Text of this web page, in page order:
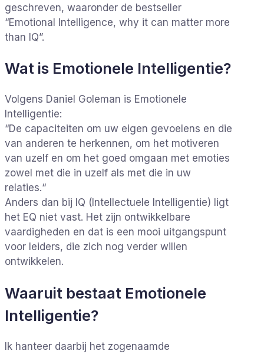
geschreven, waaronder de bestseller
“Emotional Intelligence, why it can matter more
than IQ”.
Wat is Emotionele Intelligentie?
Volgens Daniel Goleman is Emotionele
Intelligentie:
“De capaciteiten om uw eigen gevoelens en die
van anderen te herkennen, om het motiveren
van uzelf en om het goed omgaan met emoties
zowel met die in uzelf als met die in uw
relaties.“
Anders dan bij IQ (Intellectuele Intelligentie) ligt
het EQ niet vast. Het zijn ontwikkelbare
vaardigheden en dat is een mooi uitgangspunt
voor leiders, die zich nog verder willen
ontwikkelen.
Waaruit bestaat Emotionele
Intelligentie?
Ik hanteer daarbij het zogenaamde